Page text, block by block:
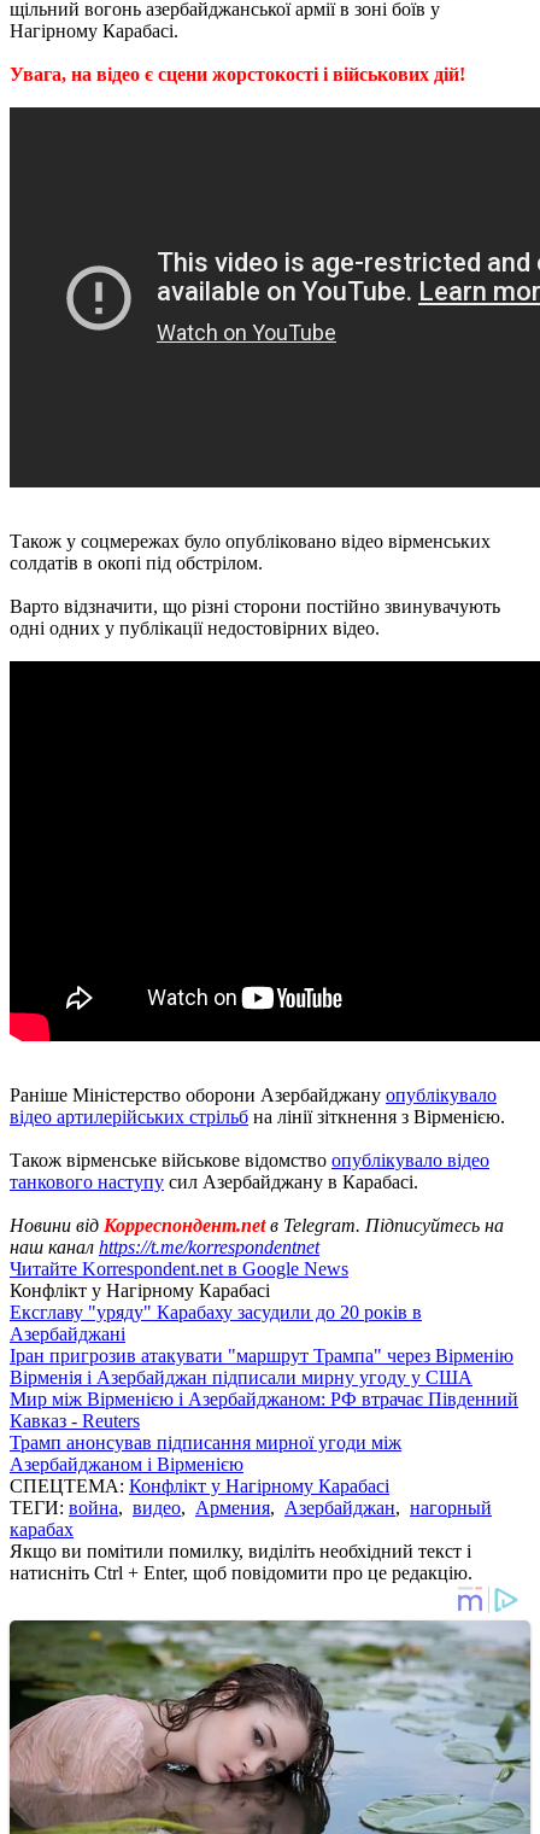
щільний вогонь азербайджанської армії в зоні боїв у
Нагірному Карабасі.
Увага, на відео є сцени жорстокості і військових дій!
Також у соцмережах було опубліковано відео вірменських
солдатів в окопі під обстрілом.
Варто відзначити, що різні сторони постійно звинувачують
одні одних у публікації недостовірних відео.
Раніше Міністерство оборони Азербайджану опублікувало
відео артилерійських стрільб на лінії зіткнення з Вірменією.
Також вірменське військове відомство опублікувало відео
танкового наступу сил Азербайджану в Карабасі.
Новини від Корреспондент.netв Telegram. Підписуйтесь на
наш канал https://t.me/korrespondentnet
Читайте Korrespondent.net в Google News
Конфлікт у Нагірному Карабасі
Ексглаву "уряду" Карабаху засудили до 20 років в
Азербайджані
Іран пригрозив атакувати "маршрут Трампа" через Вірменію
Вірменія і Азербайджан підписали мирну угоду у США
Мир між Вірменією і Азербайджаном: РФ втрачає Південний
Кавказ - Reuters
Трамп анонсував підписання мирної угоди між
Азербайджаном і Вірменією
СПЕЦТЕМА: Конфлікт у Нагірному Карабасі
ТЕГИ: война, видео, Армения, Азербайджан, нагорный
карабах
Якщо ви помітили помилку, виділіть необхідний текст і
натисніть Ctrl + Enter, щоб повідомити про це редакцію.